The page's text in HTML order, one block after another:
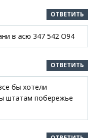
ОТВЕТИТЬ
в асю 347 542 О94
ОТВЕТИТЬ
бы хотели
штатам побережье